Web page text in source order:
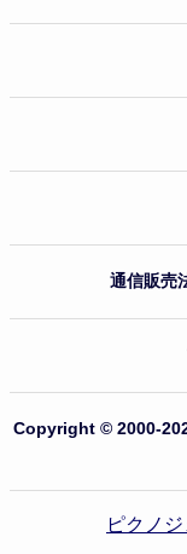
通信販売
Copyright © 2000-
ピクノ